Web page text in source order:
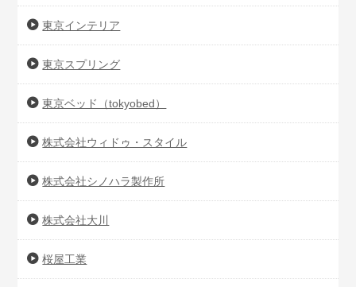
東京インテリア
東京スプリング
東京ベッド（tokyobed）
株式会社ウィドゥ・スタイル
株式会社シノハラ製作所
株式会社大川
桜屋工業